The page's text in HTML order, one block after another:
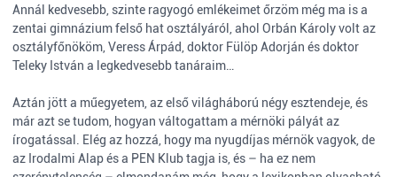
Annál kedvesebb, szinte ragyogó emlékeimet őrzöm még ma is a
zentai gimnázium felső hat osztályáról, ahol Orbán Károly volt az
osztályfőnököm, Veress Árpád, doktor Fülöp Adorján és doktor
Teleky István a legkedvesebb tanáraim…
Aztán jött a műegyetem, az első világháború négy esztendeje, és
már azt se tudom, hogyan váltogattam a mérnöki pályát az
írogatással. Elég az hozzá, hogy ma nyugdíjas mérnök vagyok, de
az Irodalmi Alap és a PEN Klub tagja is, és – ha ez nem